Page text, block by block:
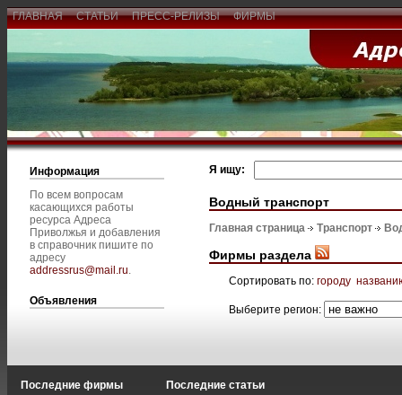
ГЛАВНАЯ СТАТЬИ ПРЕСС-РЕЛИЗЫ ФИРМЫ
Информация
По всем вопросам
касающихся работы
ресурса Адреса
Приволжья и добавления
в справочник пишите по
адресу
addressrus@mail.ru.
Объявления
Я ищу:
Водный транспорт
Главная страница Транспорт
Фирмы раздела
Сортировать по: городу
Выберите регион:
Последние фирмы Последние статьи